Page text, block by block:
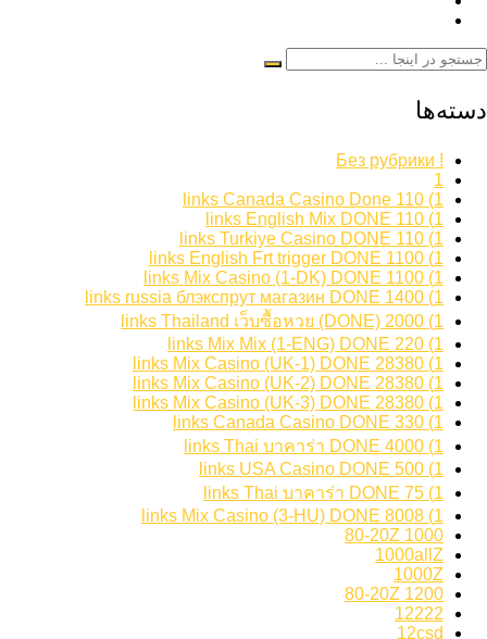
دسته‌ها
! Без рубрики
1
1) 110 links Canada Casino Done
1) 110 links English Mix DONE
1) 110 links Turkiye Casino DONE
1) 1100 links English Frt trigger DONE
1) 1100 links Mix Casino (1-DK) DONE
1) 1400 links russia блэкспрут магазин DONE
1) 2000 links Thailand เว็บซื้อหวย (DONE)
1) 220 links Mix Mix (1-ENG) DONE
1) 28380 links Mix Casino (UK-1) DONE
1) 28380 links Mix Casino (UK-2) DONE
1) 28380 links Mix Casino (UK-3) DONE
1) 330 links Canada Casino DONE
1) 4000 links Thai บาคาร่า DONE
1) 500 links USA Casino DONE
1) 75 links Thai บาคาร่า DONE
1) 8008 links Mix Casino (3-HU) DONE
1000 80-20Z
1000allZ
1000Z
1200 80-20Z
12222
12csd